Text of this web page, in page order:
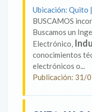
Ubicación: Quito
BUSCAMOS
Buscamos un
Electrónico,
conocimientos
electrónicos o...
Publicación: 31/